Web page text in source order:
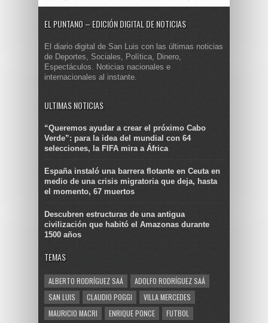
EL PUNTANO – EDICIÓN DIGITAL DE NOTICIAS
El diario digital de San Luis con las últimas noticias
de Deportes, Sociales, Política, Dinero,
Espectáculos. Noticias nacionales e
internacionales al instante.
ULTIMAS NOTICIAS
“Queremos ayudar a crear el próximo Cabo
Verde”: para la idea del mundial con 64
selecciones, la FIFA mira a África
España instaló una barrera flotante en Ceuta en
medio de una crisis migratoria que deja, hasta
el momento, 67 muertos
Descubren estructuras de una antigua
civilización que habitó el Amazonas durante
1500 años
TEMAS
ALBERTO RODRÍGUEZ SAÁ
ADOLFO RODRÍGUEZ SAÁ
SAN LUIS
CLAUDIO POGGI
VILLA MERCEDES
MAURICIO MACRI
ENRIQUE PONCE
FUTBOL